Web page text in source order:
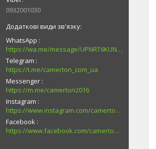
0932001030
WhatsApp
https://wa.me/message/UPNRT6KUNTSOH1
Telegram
https://t.me/camerton_com_ua
Messenger
https://m.me/camerton2016
Instagram
https://www.instagram.com/camerton.com.ua
Facebook
https://www.facebook.com/camerton2016